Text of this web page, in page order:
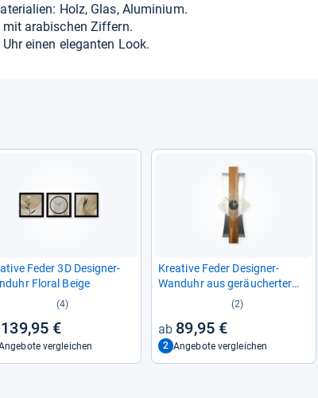
Holz, Glas, Alu­mi­nium.
ara­bi­schen Zif­fern.
einen ele­gan­ten Look.
Feder 3D Desi­gner-​
Flo­ral Beige
(4)
139,95 €
vergleichen
Krea­tive Feder Desi­gner-​
Wand­uhr aus geräu­cher­ter
Eiche mit moder­nem Metal­lic-​
(2)
89,95 €
2 Angebote vergleichen